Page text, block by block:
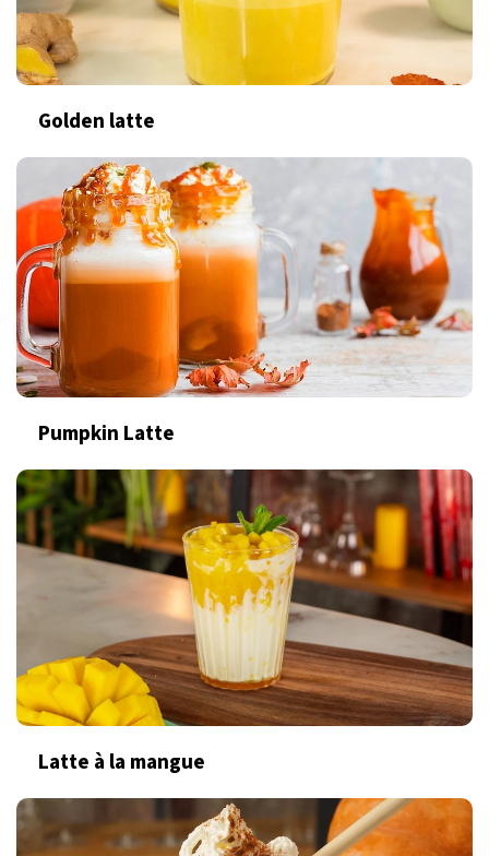
Golden latte
Pumpkin Latte
Latte à la mangue